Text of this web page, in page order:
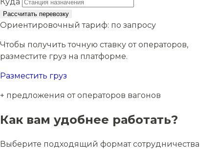
Куда
Рассчитать перевозку
Ориентировочный тариф: по запросу
Чтобы получить точную ставку от операторов,
разместите груз на платформе.
Разместить груз
+ предложения от операторов вагонов
Как вам удобнее работать?
Выберите подходящий формат сотрудничества